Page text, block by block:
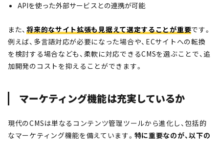
APIを使った外部サービスとの連携が可能
また、将来的なサイト拡張も見据えて選定することが重要です。
例えば、多言語対応が必要になった場合や、ECサイトへの転換
を検討する場合なども、柔軟に対応できるCMSを選ぶことで、追
加開発のコストを抑えることができます。
マーケティング機能は充実しているか
現代のCMSは単なるコンテンツ管理ツールから進化し、包括的
なマーケティング機能を備えています。 特に重要なのが、以下の